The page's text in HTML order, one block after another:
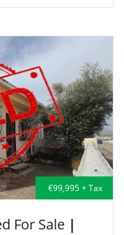
€99,995 + Tax
For Sale |